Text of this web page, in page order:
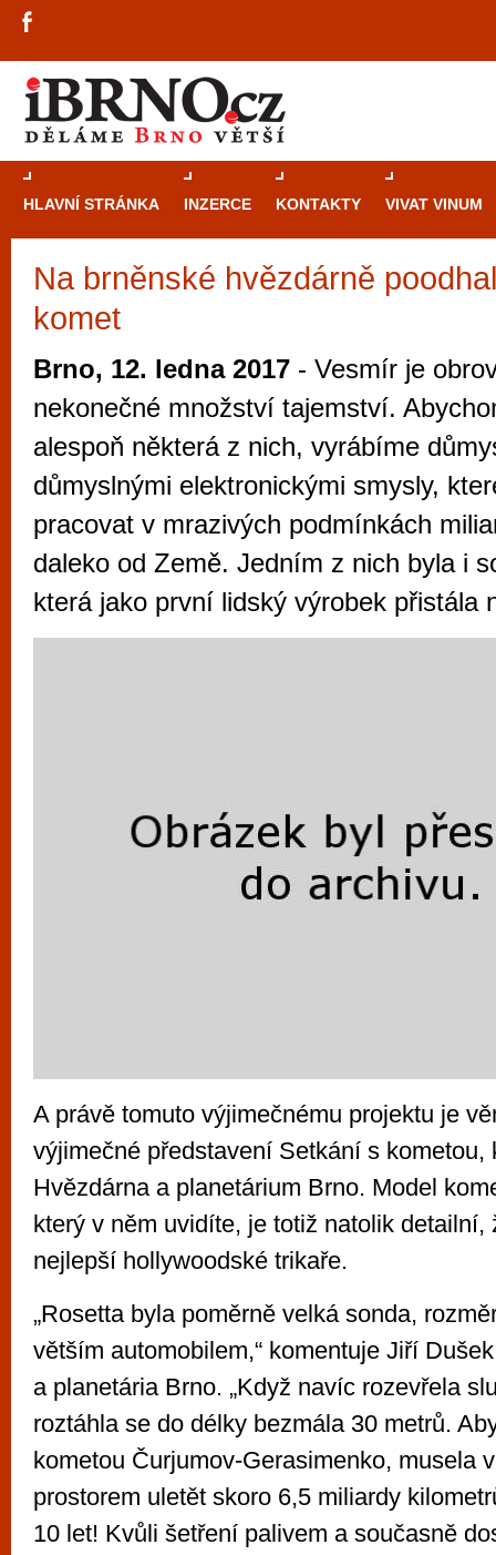
HLAVNÍ STRÁNKA INZERCE KONTAKTY VIVAT VINUM
Na brněnské hvězdárně
komet
Brno, 12. ledna 2017 - Vesmír je
nekonečné množství tajemství.
alespoň některá z nich, vyrábíme
důmyslnými elektronickými smysly,
pracovat v mrazivých podmínkách
daleko od Země. Jedním z nich byla i
která jako první lidský výrobek přistála
A právě tomuto výjimečnému projektu je
výjimečné představení Setkání s kometou,
Hvězdárna a planetárium Brno. Model
který v něm uvidíte, je totiž natolik detailní,
nejlepší hollywoodské trikaře.
„Rosetta byla poměrně velká sonda,
větším automobilem,“ komentuje Jiří
a planetária Brno. „Když navíc rozevřela
roztáhla se do délky bezmála 30 metrů.
kometou Čurjumov-Gerasimenko, musela
prostorem uletět skoro 6,5 miliardy
10 let! Kvůli šetření palivem a současně
Průvodce
Brno je
zajímavé
restaurace,
Mimo jiné je ale také místem, kde si
vyzkoušet různé kasinové hry. V
metropoli naleznete širokou nabídku her
po moderní automaty jak pro pravidelné
příležitostné hráče. V...